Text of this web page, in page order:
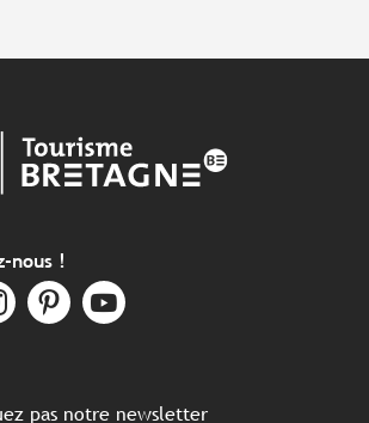
nous !
pas notre newsletter